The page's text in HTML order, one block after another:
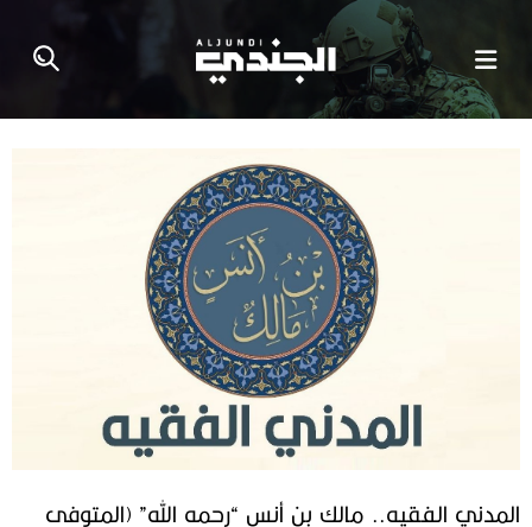
المدني الفقيه.. مالك بن أنس “رحمه الله” (المتوفى